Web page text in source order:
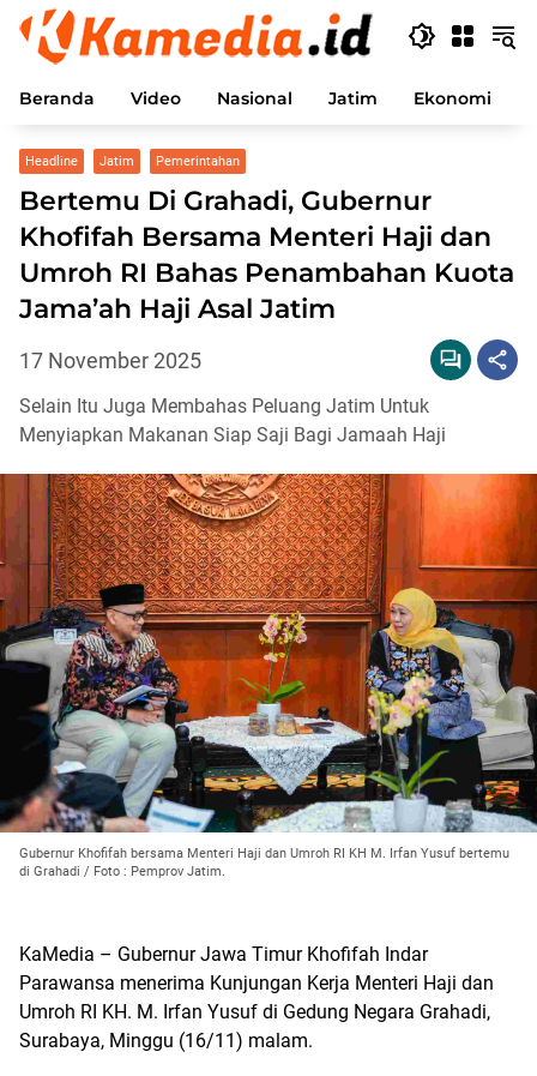
Langsung
konten
Beranda Video Nasional Jatim Ekonomi
Headline Jatim Pemerintahan
Bertemu Di Grahadi, Gubernur
Khofifah Bersama Menteri Haji dan
Umroh RI Bahas Penambahan Kuota
Jama’ah Haji Asal Jatim
17 November 2025
Selain Itu Juga Membahas Peluang Jatim Untuk
Menyiapkan Makanan Siap Saji Bagi Jamaah Haji
Gubernur Khofifah bersama Menteri Haji dan Umroh RI KH M. Irfan Yusuf bertemu
di Grahadi / Foto : Pemprov Jatim.
KaMedia – Gubernur Jawa Timur Khofifah Indar
Parawansa menerima Kunjungan Kerja Menteri Haji dan
Umroh RI KH. M. Irfan Yusuf di Gedung Negara Grahadi,
Surabaya, Minggu (16/11) malam.